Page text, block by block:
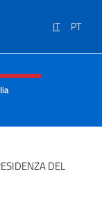
IT PT
menù
DEL